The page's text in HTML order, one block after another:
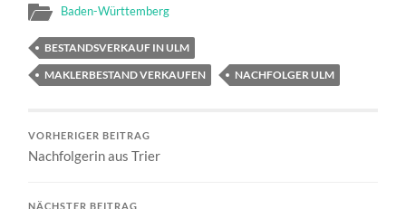
Baden-Württemberg
BESTANDSVERKAUF IN ULM
MAKLERBESTAND VERKAUFEN
NACHFOLGER ULM
VORHERIGER BEITRAG
Nachfolgerin aus Trier
NÄCHSTER BEITRAG